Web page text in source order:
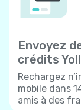
Envoyez
crédits
Rechargez
mobile dans
amis à des